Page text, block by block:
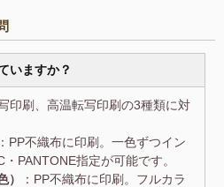
いますか？
印刷、高温転写印刷の3種類に対
：PP不織布に印刷。一色ずつイン
PANTONE指定が可能です。
）
：PP不織布に印刷。フルカラ